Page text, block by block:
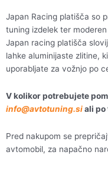
Japan Racing platišča so
tuning izdelek ter
Japan racing platišča
lahke aluminijaste zlitine,
uporabljate za vožnjo po
V kolikor potrebujete
info@avtotuning.siali po
Pred nakupom se
avtomobil, za napačno